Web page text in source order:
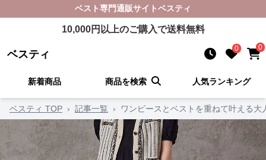
ベスト専門通販サイトベスティ
10,000円以上のご購入で送料無料
ベスティ 0 0
新着商品 商品を検索 人気ランキング
ベスティ TOP › 記事一覧 › ワンピースとベストを重ねて叶える